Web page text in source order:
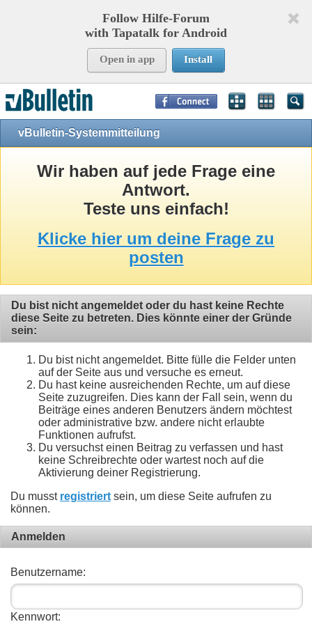
Follow Hilfe-Forum
with Tapatalk for Android
Open in app Install
vBulletin-Systemmitteilung
Wir haben auf jede Frage eine
Antwort.
Teste uns einfach!
Klicke hier um deine Frage zu
posten
Du bist nicht angemeldet oder du hast keine Rechte
diese Seite zu betreten. Dies könnte einer der Gründe
sein:
Du bist nicht angemeldet. Bitte fülle die Felder unten
auf der Seite aus und versuche es erneut.
Du hast keine ausreichenden Rechte, um auf diese
Seite zuzugreifen. Dies kann der Fall sein, wenn du
Beiträge eines anderen Benutzers ändern möchtest
oder administrative bzw. andere nicht erlaubte
Funktionen aufrufst.
Du versuchst einen Beitrag zu verfassen und hast
keine Schreibrechte oder wartest noch auf die
Aktivierung deiner Registrierung.
Du musst registriert sein, um diese Seite aufrufen zu
können.
Anmelden
Benutzername:
Kennwort:
Page Time:0,12706
Templates:24